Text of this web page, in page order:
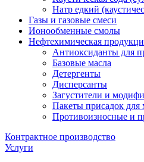
Натр едкий
Газы и газовые смеси
Ионообменные смолы
Нефтехимическая
Антиоксиданты для
Базовые масла
Детергенты
Дисперсанты
Загустители и
Пакеты присадок для
Противоизносные и
Контрактное производство
Услуги